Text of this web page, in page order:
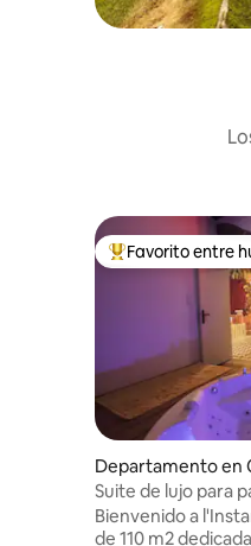
De los mejores en
Favorito entre
Departamento en
-Ferrand
Suite de lujo para
Bienvenido a
de 110 m2